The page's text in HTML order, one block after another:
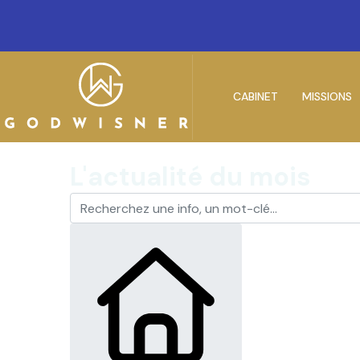
CABINET MISSIONS